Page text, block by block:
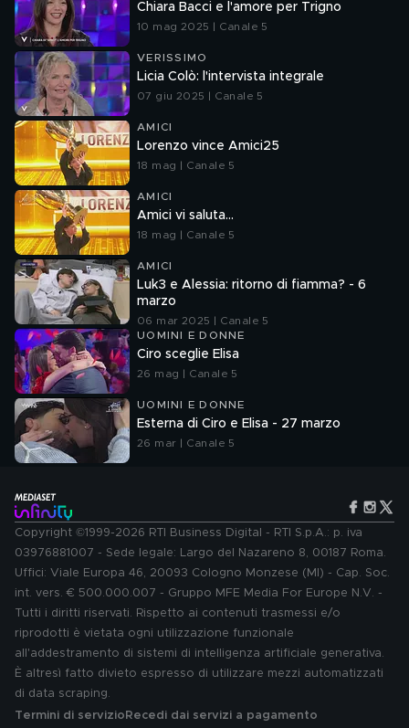
Chiara Bacci e l'amore per Trigno
10 mag 2025 | Canale 5
VERISSIMO
Licia Colò: l'intervista integrale
07 giu 2025 | Canale 5
AMICI
Lorenzo vince Amici25
18 mag | Canale 5
AMICI
Amici vi saluta...
18 mag | Canale 5
AMICI
Luk3 e Alessia: ritorno di fiamma? - 6
marzo
06 mar 2025 | Canale 5
UOMINI E DONNE
Ciro sceglie Elisa
26 mag | Canale 5
UOMINI E DONNE
Esterna di Ciro e Elisa - 27 marzo
26 mar | Canale 5
Copyright ©1999-2026 RTI Business Digital - RTI S.p.A.: p. iva
03976881007 - Sede legale: Largo del Nazareno 8, 00187 Roma.
Uffici: Viale Europa 46, 20093 Cologno Monzese (MI) - Cap. Soc.
int. vers. € 500.000.007 - Gruppo MFE Media For Europe N.V. -
Tutti i diritti riservati. Rispetto ai contenuti trasmessi e/o
riprodotti è vietata ogni utilizzazione funzionale
all'addestramento di sistemi di intelligenza artificiale generativa.
È altresì fatto divieto espresso di utilizzare mezzi automatizzati
di data scraping.
Termini di servizio Recedi dai servizi a pagamento